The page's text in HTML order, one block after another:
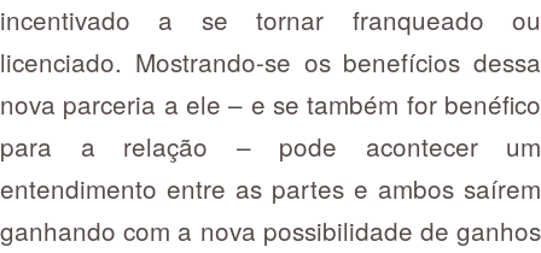
incentivado a se tornar franqueado ou
licenciado. Mostrando-se os benefícios dessa
nova parceria a ele – e se também for benéfico
para a relação – pode acontecer um
entendimento entre as partes e ambos saírem
ganhando com a nova possibilidade de ganhos